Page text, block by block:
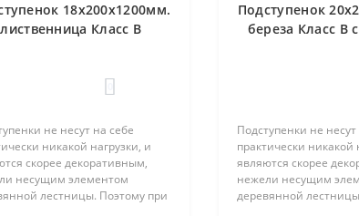
18х200х1200мм.
лиственница Класс В
не несут на себе
никакой нагрузки, и
скорее декоративным,
несущим элементом
лестницы. Поэтому при
Подступенок
береза Класс В
Подступенки не несут
практически никакой
являются скорее
нежели несущим
деревянной